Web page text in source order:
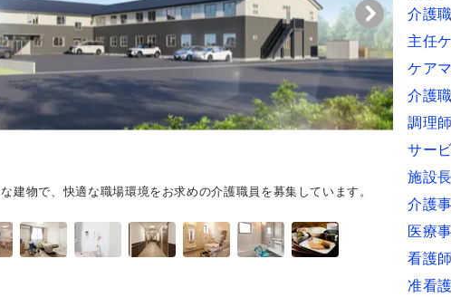
建物で、快適な職場環境をお求めの介護職員を募集しています。
時間を支
介護
主任
ケア
介護
調理
サー
施設
介護
医療
看護
准看